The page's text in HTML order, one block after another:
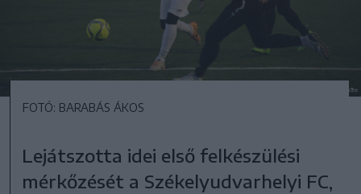
FOTÓ: BARABÁS ÁKOS
Lejátszotta idei első felkészülési
mérkőzését a Székelyudvarhelyi FC,